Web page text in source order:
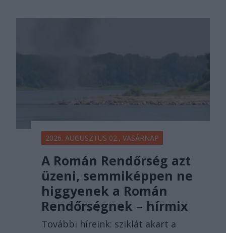
2026. AUGUSZTUS 02., VASÁRNAP
A Román Rendőrség azt
üzeni, semmiképpen ne
higgyenek a Román
Rendőrségnek – hírmix
További híreink: sziklát akart a